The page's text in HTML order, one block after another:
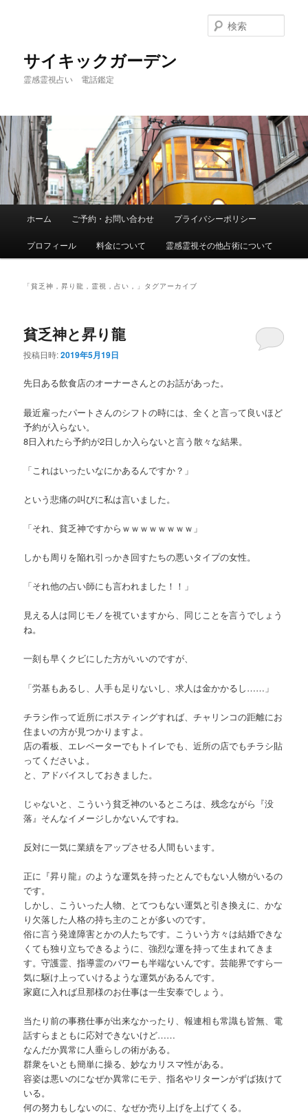
へ
移
動
移
動
サイキックガーデン
霊感霊視占い 電話鑑定
索
メ
ホーム ご予約・お問い合わせ プライバシーポリシー
プロフィール 料金について 霊感霊視その他占術について
「貧乏神，昇り龍，霊視，占い， 」タグアーカイブ
貧乏神と昇り龍
投稿日時:2019年5月19日
先日ある飲食店のオーナーさんとのお話があった。
最近雇ったパートさんのシフトの時には、全くと言って良いほど
予約が入らない。
8日入れたら予約が2日しか入らないと言う散々な結果。
「これはいったいなにかあるんですか？」
という悲痛の叫びに私は言いました。
「それ、貧乏神ですからｗｗｗｗｗｗｗｗ」
しかも周りを陥れ引っかき回すたちの悪いタイプの女性。
「それ他の占い師にも言われました！！」
見える人は同じモノを視ていますから、同じことを言うでしょう
ね。
一刻も早くクビにした方がいいのですが、
「労基もあるし、人手も足りないし、求人は金かかるし……」
チラシ作って近所にポスティングすれば、チャリンコの距離にお
住まいの方が見つかりますよ。
店の看板、エレベーターでもトイレでも、近所の店でもチラシ貼
ってくださいよ。
と、アドバイスしておきました。
じゃないと、こういう貧乏神のいるところは、残念ながら『没
落』そんなイメージしかないんですね。
反対に一気に業績をアップさせる人間もいます。
正に『昇り龍』のような運気を持ったとんでもない人物がいるの
です。
しかし、こういった人物、とてつもない運気と引き換えに、かな
り欠落した人格の持ち主のことが多いのです。
俗に言う発達障害とかの人たちです。こういう方々は結婚できな
くても独り立ちできるように、強烈な運を持って生まれてきま
す。守護霊、指導霊のパワーも半端ないんです。芸能界ですら一
気に駆け上っていけるような運気があるんです。
家庭に入れば旦那様のお仕事は一生安泰でしょう。
当たり前の事務仕事が出来なかったり、報連相も常識も皆無、電
話すらまともに応対できないけど……
なんだか異常に人垂らしの術がある。
群衆をいとも簡単に操る、妙なカリスマ性がある。
容姿は悪いのになぜか異常にモテ、指名やリターンがずば抜けて
いる。
何の努力もしないのに、なぜか売り上げを上げてくる。